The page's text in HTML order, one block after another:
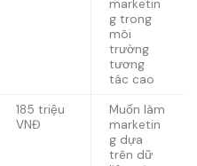
marketin
g trong
môi
trường
tương
tác cao
185 triệu
VNĐ
Muốn làm
marketin
g dựa
trên dữ